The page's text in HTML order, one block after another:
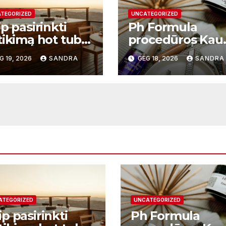
pasirinkti
hot tub
ir kodėl
19, 2026 SANDRA
UNCATEGORIZED
Ph Formula
procedūros
– moderni odos
atnaujinimo
sistema
GEG 18, 2026 SANDRA
pasirinkti
UNCATEGORIZED
Ph Formula